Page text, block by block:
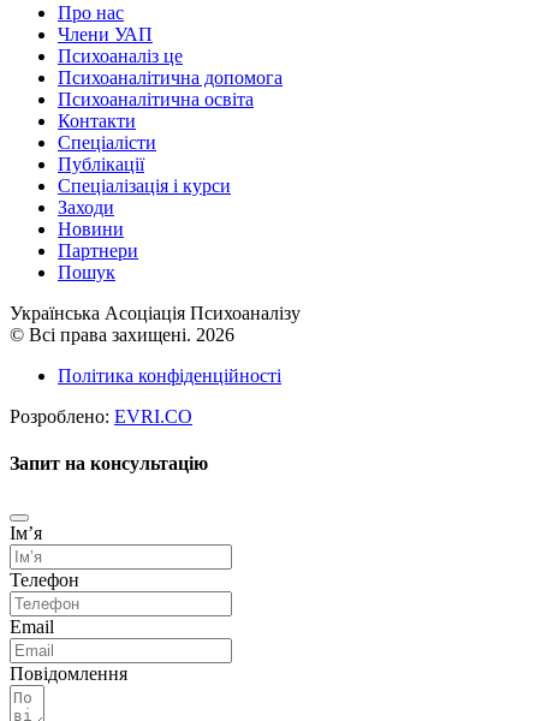
Про нас
Члени УАП
Психоаналіз це
Психоаналітична допомога
Психоаналітична освіта
Контакти
Спеціалісти
Публікації
Cпеціалізація і курси
Заходи
Новини
Партнери
Пошук
Українська Асоціація Психоаналізу
© Всі права захищені. 2026
Політика конфіденційності
Розроблено: EVRI.CO
Запит на консультацію
Імʼя
Телефон
Email
Повідомлення